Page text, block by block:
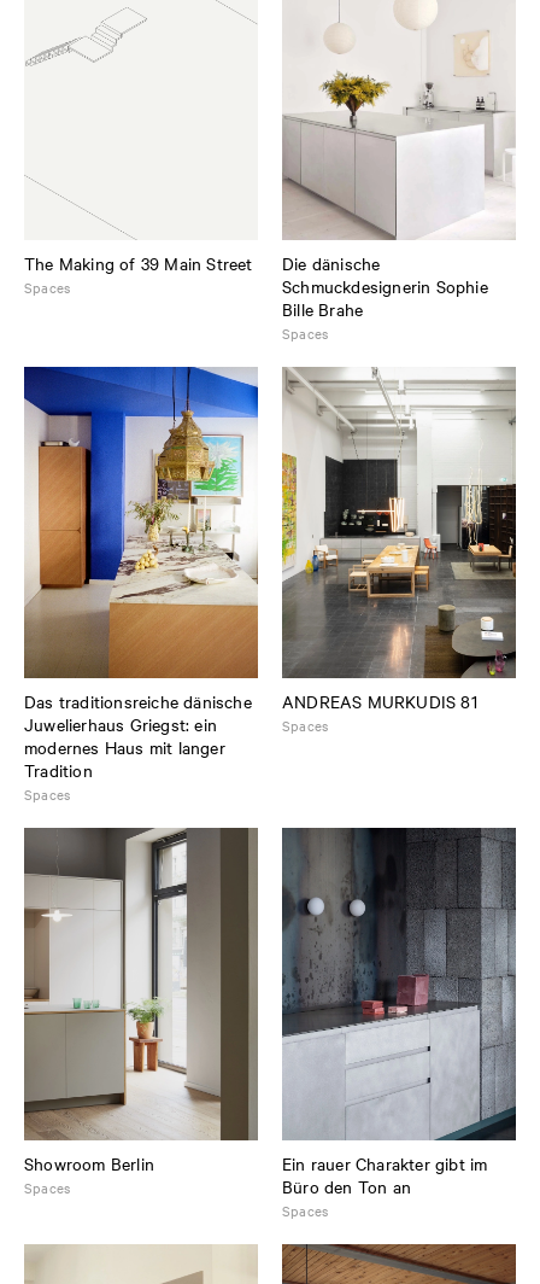
The Making of 39 Main Street
Spaces
Die dänische
Schmuckdesignerin Sophie
Bille Brahe
Spaces
Das traditionsreiche dänische
Juwelierhaus Griegst: ein
modernes Haus mit langer
Tradition
Spaces
ANDREAS MURKUDIS 81
Spaces
Showroom Berlin
Spaces
Ein rauer Charakter gibt im
Büro den Ton an
Spaces